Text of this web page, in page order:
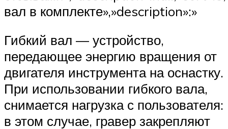
вал в комплекте»,»description»:»
Гибкий вал — устройство,
передающее энергию вращения от
двигателя инструмента на оснастку.
При использовании гибкого вала,
снимается нагрузка с пользователя:
в этом случае, гравер закрепляют